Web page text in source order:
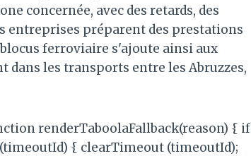
concernée, avec des retards, des
entreprises préparent des prestations
ferroviaire s'ajoute ainsi aux
les transports entre les Abruzzes,
renderTaboolaFallback(reason) { if
{ clearTimeout (timeoutId);